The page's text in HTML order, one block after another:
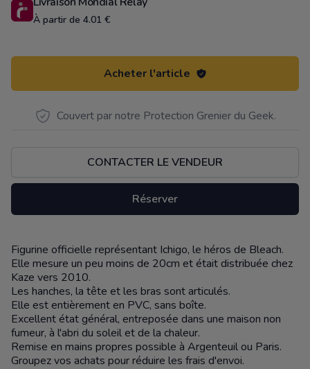
À partir de 4.01 €
Acheter l'article
Couvert par notre Protection Grenier du Geek.
CONTACTER LE VENDEUR
Réserver
Description
Figurine officielle représentant Ichigo, le héros de Bleach.
Elle mesure un peu moins de 20cm et était distribuée chez
Kaze vers 2010.
Les hanches, la tête et les bras sont articulés.
Elle est entièrement en PVC, sans boîte.
Excellent état général, entreposée dans une maison non
fumeur, à l'abri du soleil et de la chaleur.
Remise en mains propres possible à Argenteuil ou Paris.
Groupez vos achats pour réduire les frais d'envoi.